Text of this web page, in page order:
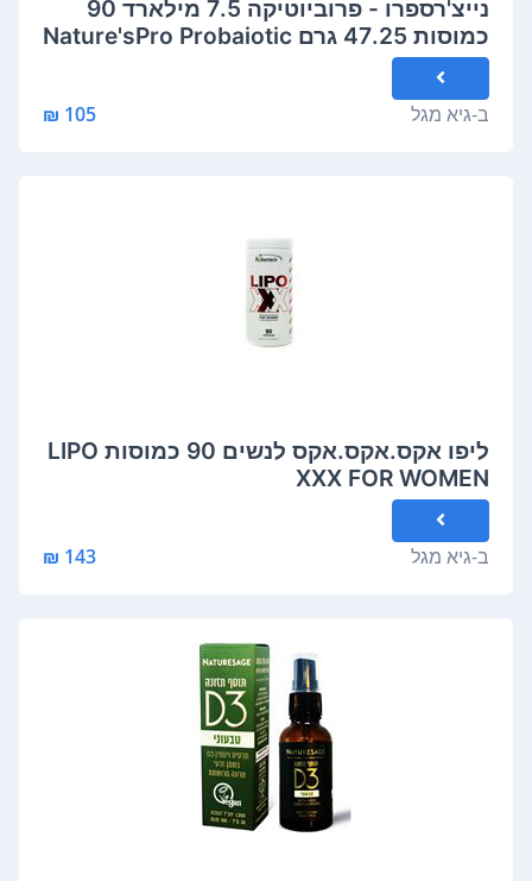
נייצ'רספרו - פרוביוטיקה 7.5 מילארד 90
כמוסות 47.25 גרם Nature'sPro Probaiotic
7.5 Billion
ב-גיא מגל 105 ₪
ליפו אקס.אקס.אקס לנשים 90 כמוסות LIPO
XXX FOR WOMEN
ב-גיא מגל 143 ₪